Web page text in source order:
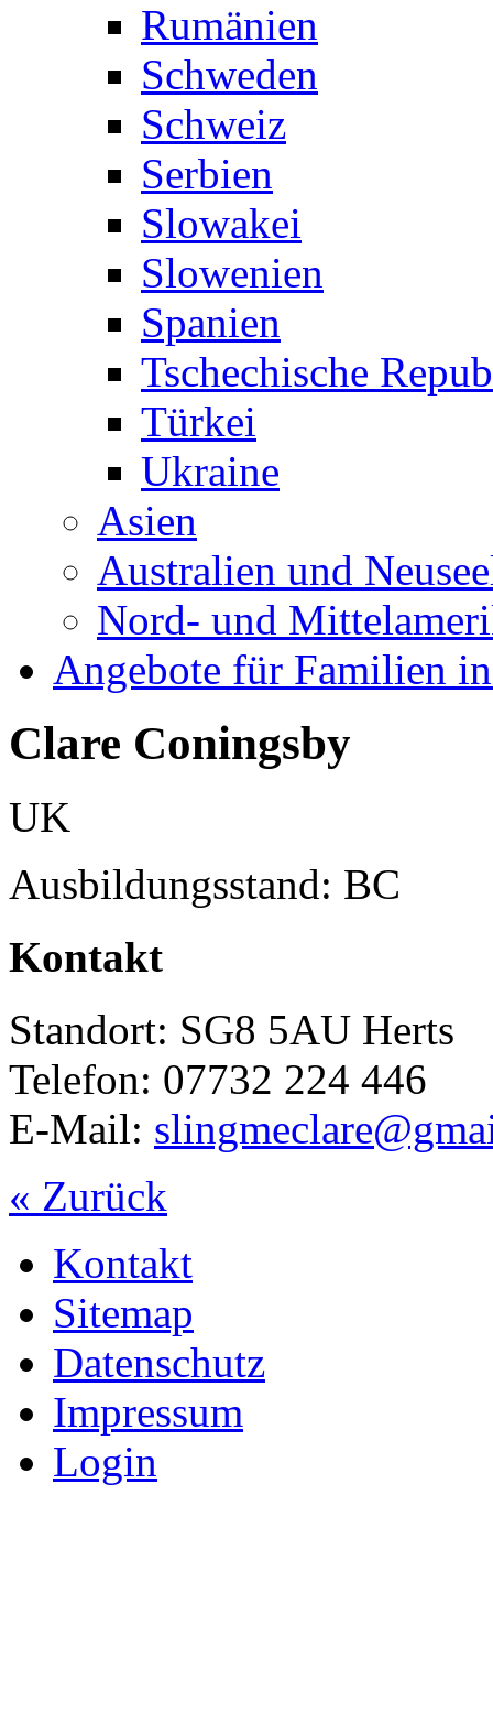
Rumänien
Schweden
Schweiz
Serbien
Slowakei
Slowenien
Spanien
Tschechische
Türkei
Ukraine
Asien
Australien und
Nord- und
Angebote für Familien
Clare Coningsby
UK
Ausbildungsstand: BC
Kontakt
Standort: SG8 5AU Herts
Telefon: 07732 224 446
E-Mail:
« Zurück
Kontakt
Sitemap
Datenschutz
Impressum
Login